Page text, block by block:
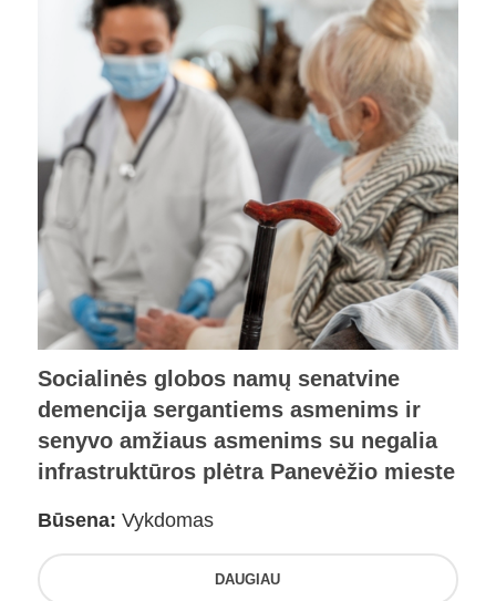
Socialinės globos namų senatvine
demencija sergantiems asmenims ir
senyvo amžiaus asmenims su negalia
infrastruktūros plėtra Panevėžio mieste
Būsena: Vykdomas
DAUGIAU